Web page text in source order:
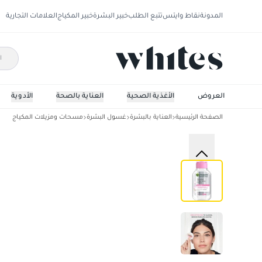
المدونةنقاط وايتستتبع الطلبخبير البشرةخبير المكياجالعلامات التجارية
الأدوية العناية بالصحة الأغذية الصحية العروض
الصفحة الرئيسية العناية بالبشرة غسول البشرة مسحات ومزيلات المكياج